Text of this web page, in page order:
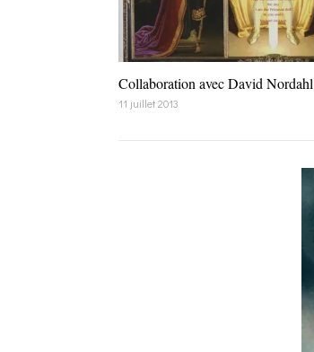
Collaboration avec David Nordahl
11 juillet 2013